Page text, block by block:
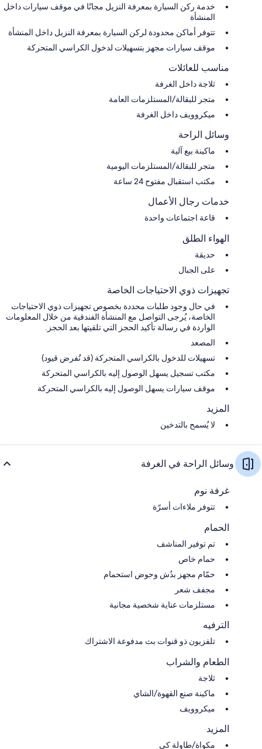
خدمة ركن السيارة بمعرفة النزيل مجانًا في موقف سيارات داخل
المنشأة
تتوفر أماكن محدودة لركن السيارة بمعرفة النزيل داخل المنشأة
موقف سيارات مجهز بتسهيلات لدخول الكراسي المتحركة
مناسب للعائلات
ثلاجة داخل الغرفة
متجر للبقالة/المستلزمات العامة
ميكروويف داخل الغرفة
وسائل الراحة
ماكينة بيع آلية
متجر للبقالة/المستلزمات اليومية
مكتب استقبال مفتوح 24 ساعة
خدمات رجال الأعمال
قاعة اجتماعات واحدة
الهواء الطلق
حديقة
على الجبال
تجهيزات ذوي الاحتياجات الخاصة
في حال وجود طلبات محددة بخصوص تجهيزات ذوي الاحتياجات
الخاصة، يُرجى التواصل مع المنشأة الفندقية من خلال المعلومات
الواردة في رسالة تأكيد الحجز التي تلقيتها بعد الحجز.
المصعد
تسهيلات للدخول بالكراسي المتحركة (قد تُفرض قيود)
مكتب تسجيل يسهل الوصول إليه بالكراسي المتحركة
موقف سيارات يسهل الوصول إليه بالكراسي المتحركة
المزيد
لا يُسمح بالتدخين
وسائل الراحة في الغرفة
غرفة نوم
تتوفر ملاءات أسرّة
الحمام
تم توفير المناشف
حمام خاص
حمّام مجهز بدُش وحوض استحمام
مجفف شعر
مستلزمات عناية شخصية مجانية
الترفيه
تلفزيون ذو قنوات بث مدفوعة الاشتراك
الطعام والشراب
ثلاجة
ماكينة صنع القهوة/الشاي
ميكروويف
المزيد
مكواة/طاولة كي